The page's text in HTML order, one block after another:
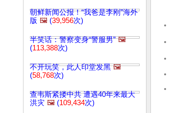
朝鲜新闻公报！“我爸是李刚”海外
版 🖼️ (39,956次)
半笑话：警察变身“警服男” 🖼️
(113,388次)
不开玩笑，此人印堂发黑 🖼️
(58,768次)
查韦斯紧搂中共 遭遇40年来最大
洪灾 🖼️ (109,434次)